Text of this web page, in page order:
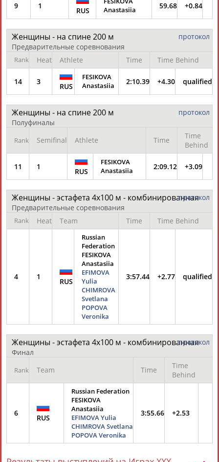
9 1
RUS
Anastasiia
59.68 +0.84
протокол
Женщины - на спине 200 м
Предварительные соревнования
Rank Heat Athlete Time Time Behind
14 3
RUS
FESIKOVA
Anastasiia
2:10.39 +4.30 qualified
протокол
Женщины - на спине 200 м
Полуфиналы
Rank Semifinal Athlete Time
Time
Behind
11 1
RUS
FESIKOVA
Anastasiia
2:09.12 +3.09
протокол
Женщины - эстафета 4х100 м - комбинированная
Предварительные соревнования
Rank Heat Team Time Time Behind
4 1
RUS
Russian
Federation
FESIKOVA
Anastasiia
EFIMOVA
Yulia
CHIMROVA
Svetlana
POPOVA
Veronika
3:57.44 +2.77 qualified
протокол
Женщины - эстафета 4х100 м - комбинированная
Финал
Rank Team Time
Time
Behind
6
RUS
Russian Federation
FESIKOVA
Anastasiia
EFIMOVA Yulia
CHIMROVA Svetlana
POPOVA Veronika
3:55.66 +2.53